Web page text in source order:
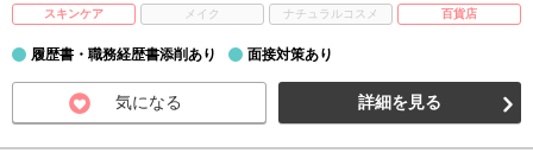
スキンケア
メイク ナチュラルコスメ 百貨店
履歴書・職務経歴書添削あり 面接対策あり
気になる 詳細を見る